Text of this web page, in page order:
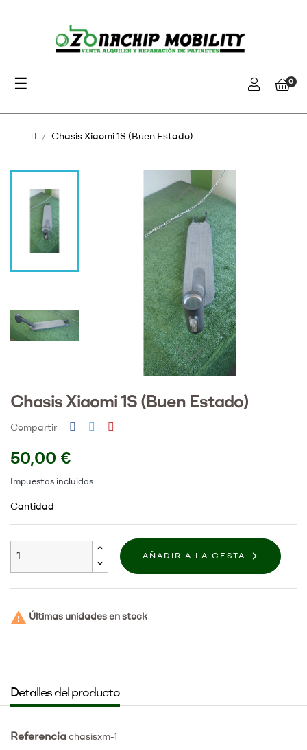
Navegación
palanca
☰ 0
Chasis Xiaomi 1S (Buen Estado)
Chasis Xiaomi 1S (Buen Estado)
Compartir
50,00 €
Impuestos incluidos
Cantidad
AÑADIR A LA CESTA
 Últimas unidades en stock
Detalles del producto
Referencia chasisxm-1